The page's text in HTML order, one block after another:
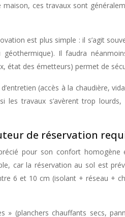
ces travaux sont
est plus simple : il s’agit
Il faudra
état des émetteurs) permet de
(accès à la chaudière,
travaux s’avèrent trop
de réservation
pour son confort
car la réservation au sol est
6 et 10 cm (isolant + réseau +
(planchers chauffants secs,